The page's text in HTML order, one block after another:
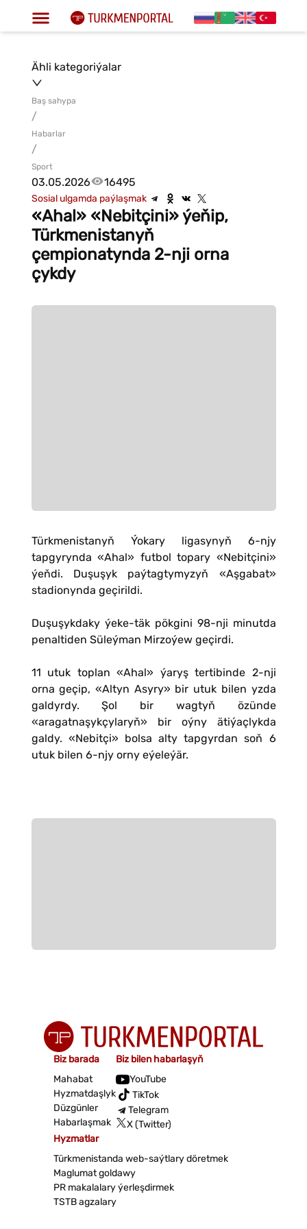
Ähli kategoriýalar
Baş sahypa
/
Habarlar
/
Sport
03.05.2026 16495
Sosial ulgamda paýlaşmak
«Ahal» «Nebitçini» ýeňip,
Türkmenistanyň
çempionatynda 2-nji orna
çykdy
Türkmenistanyň Ýokary ligasynyň 6-njy
tapgyrynda «Ahal» futbol topary «Nebitçini»
ýeňdi. Duşuşyk paýtagtymyzyň «Aşgabat»
stadionynda geçirildi.
Duşuşykdaky ýeke-täk pökgini 98-nji minutda
penaltiden Süleýman Mirzoýew geçirdi.
11 utuk toplan «Ahal» ýaryş tertibinde 2-nji
orna geçip, «Altyn Asyry» bir utuk bilen yzda
galdyrdy. Şol bir wagtyň özünde
«aragatnaşykçylaryň» bir oýny ätiýaçlykda
galdy. «Nebitçi» bolsa alty tapgyrdan soň 6
utuk bilen 6-njy orny eýeleýär.
Biz barada
Mahabat
Hyzmatdaşlyk
Düzgünler
Habarlaşmak
Biz bilen habarlaşyň
YouTube
TikTok
Telegram
X (Twitter)
Hyzmatlar
Türkmenistanda web-saýtlary döretmek
Maglumat goldawy
PR makalalary ýerleşdirmek
TSTB agzalary